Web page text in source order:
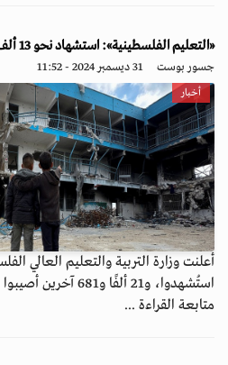
«التعليم الفلسطينية»: استشهاد نحو 13 ألف طالب في غزة منذ بدء الحرب
جسور بوست 31 ديسمبر 2024 - 11:52
أخبار
استُشهدوا، و21 ألفًا و681 آخرين أصيبوا بجروح منذ...
متابعة القراءة ...